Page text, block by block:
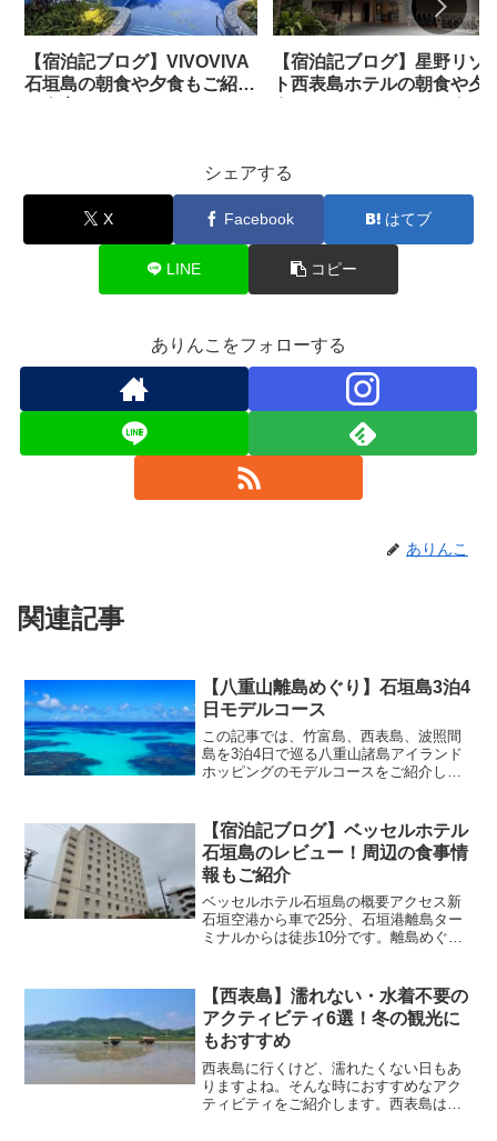
【宿泊記ブログ】VIVOVIVA
石垣島の朝食や夕食もご紹介
【宿泊記ブログ】星野リゾ
ト西表島ホテルの朝食や夕
シェアする
X Facebook はてブ
LINE コピー
ありんこをフォローする
ありんこ
関連記事
【八重山離島めぐり】石垣島3泊4
日モデルコース
この記事では、竹富島、西表島、波照間
島を3泊4日で巡る八重山諸島アイランド
ホッピングのモデルコースをご紹介して
す。八重山離島めぐりを検討されている
方の参考になれば幸いです。
【宿泊記ブログ】ベッセルホテル
石垣島のレビュー！周辺の食事情
報もご紹介
ベッセルホテル石垣島の概要アクセス新
石垣空港から車で25分、石垣港離島ター
ミナルからは徒歩10分です。離島めぐり
借りる方も安心です。料金1人あたり1泊1
万円前後からです...
【西表島】濡れない・水着不要の
アクティビティ6選！冬の観光に
もおすすめ
西表島に行くけど、濡れたくない日もあ
りますよね。そんな時におすすめなアク
ティビティをご紹介します。西表島は水